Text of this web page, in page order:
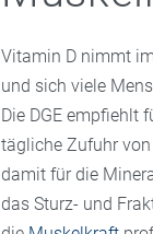
Vitamin D nimmt
und sich viele
Die DGE empfiehlt
tägliche Zufuhr
damit für die
das Sturz- und